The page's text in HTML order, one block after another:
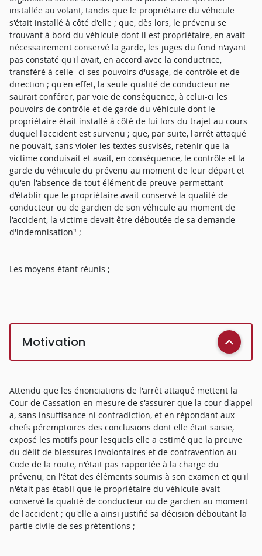
installée au volant, tandis que le propriétaire du véhicule
s'était installé à côté d'elle ; que, dès lors, le prévenu se
trouvant à bord du véhicule dont il est propriétaire, en avait
nécessairement conservé la garde, les juges du fond n'ayant
pas constaté qu'il avait, en accord avec la conductrice,
transféré à celle- ci ses pouvoirs d'usage, de contrôle et de
direction ; qu'en effet, la seule qualité de conducteur ne
saurait conférer, par voie de conséquence, à celui-ci les
pouvoirs de contrôle et de garde du véhicule dont le
propriétaire était installé à côté de lui lors du trajet au cours
duquel l'accident est survenu ; que, par suite, l'arrêt attaqué
ne pouvait, sans violer les textes susvisés, retenir que la
victime conduisait et avait, en conséquence, le contrôle et la
garde du véhicule du prévenu au moment de leur départ et
qu'en l'absence de tout élément de preuve permettant
d'établir que le propriétaire avait conservé la qualité de
conducteur ou de gardien de son véhicule au moment de
l'accident, la victime devait être déboutée de sa demande
d'indemnisation" ;
Les moyens étant réunis ;
Motivation
Attendu que les énonciations de l'arrêt attaqué mettent la
Cour de Cassation en mesure de s'assurer que la cour d'appel
a, sans insuffisance ni contradiction, et en répondant aux
chefs péremptoires des conclusions dont elle était saisie,
exposé les motifs pour lesquels elle a estimé que la preuve
du délit de blessures involontaires et de contravention au
Code de la route, n'était pas rapportée à la charge du
prévenu, en l'état des éléments soumis à son examen et qu'il
n'était pas établi que le propriétaire du véhicule avait
conservé la qualité de conducteur ou de gardien au moment
de l'accident ; qu'elle a ainsi justifié sa décision déboutant la
partie civile de ses prétentions ;